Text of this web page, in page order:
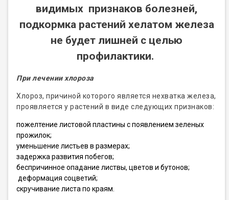
видимых признаков болезней,
подкормка растений хелатом железа
не будет лишней с целью
профилактики.
При лечении хлороза
Хлороз, причиной которого является нехватка железа,
проявляется у растений в виде следующих признаков:
пожелтение листовой пластины с появлением зеленых
прожилок;
уменьшение листьев в размерах;
задержка развития побегов;
беспричинное опадание листвы, цветов и бутонов;
деформация соцветий;
скручивание листа по краям.